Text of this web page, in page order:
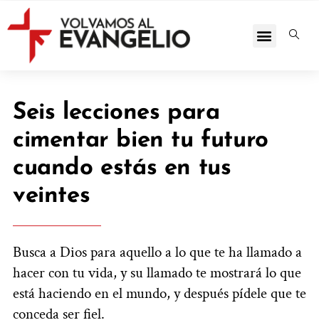
Seis lecciones para
cimentar bien tu futuro
cuando estás en tus
veintes
Busca a Dios para aquello a lo que te ha llamado a
hacer con tu vida, y su llamado te mostrará lo que
está haciendo en el mundo, y después pídele que te
conceda ser fiel.